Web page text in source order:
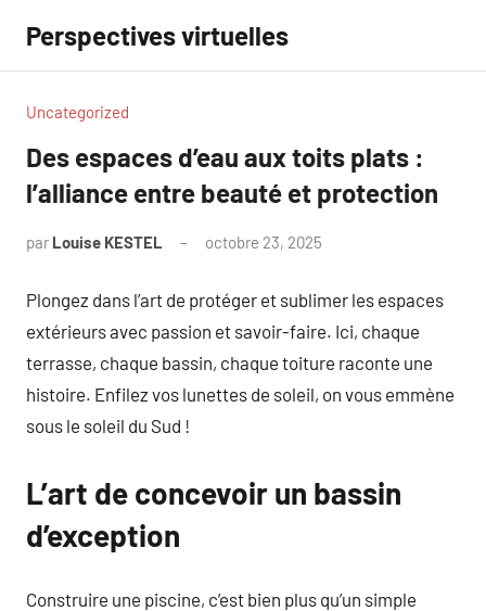
contenu
Perspectives virtuelles
Uncategorized
Des espaces d’eau aux toits plats :
l’alliance entre beauté et protection
par Louise KESTEL octobre 23, 2025
Plongez dans l’art de protéger et sublimer les espaces
extérieurs avec passion et savoir-faire. Ici, chaque
terrasse, chaque bassin, chaque toiture raconte une
histoire. Enfilez vos lunettes de soleil, on vous emmène
sous le soleil du Sud !
L’art de concevoir un bassin
d’exception
Construire une piscine, c’est bien plus qu’un simple